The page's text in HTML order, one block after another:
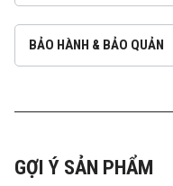
BẢO HÀNH & BẢO QUẢN
GỢI Ý SẢN PHẨM